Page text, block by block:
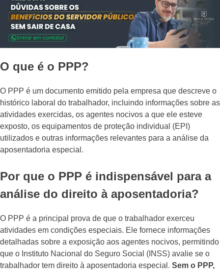
O que é o PPP?
O PPP é um documento emitido pela empresa que descreve o
histórico laboral do trabalhador, incluindo informações sobre as
atividades exercidas, os agentes nocivos a que ele esteve
exposto, os equipamentos de proteção individual (EPI)
utilizados e outras informações relevantes para a análise da
aposentadoria especial.
Por que o PPP é indispensável para a
análise do direito à aposentadoria?
O PPP é a principal prova de que o trabalhador exerceu
atividades em condições especiais. Ele fornece informações
detalhadas sobre a exposição aos agentes nocivos, permitindo
que o Instituto Nacional do Seguro Social (INSS) avalie se o
trabalhador tem direito à aposentadoria especial. Sem o PPP,